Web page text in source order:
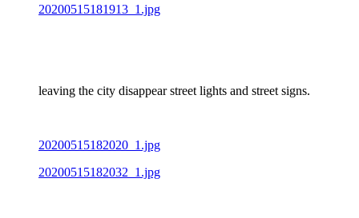
20200515181913_1.jpg
leaving the city disappear street lights and street signs.
20200515182020_1.jpg
20200515182032_1.jpg